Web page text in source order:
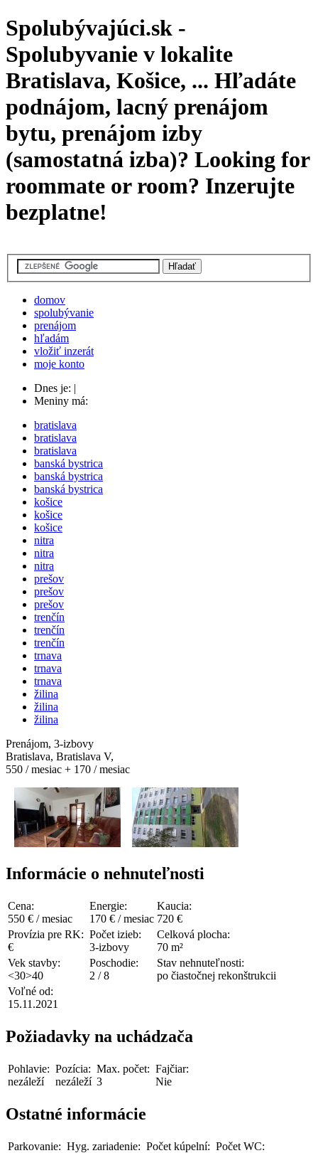
Spolubývajúci.sk -
Spolubyvanie v lokalite
Bratislava, Košice, ... Hľadáte
podnájom, lacný prenájom
bytu, prenájom izby
(samostatná izba)? Looking for
roommate or room? Inzerujte
bezplatne!
domov
spolubývanie
prenájom
hľadám
vložiť inzerát
moje konto
Dnes je:
Meniny má:
bratislava
bratislava
bratislava
banská bystrica
banská bystrica
banská bystrica
košice
košice
košice
nitra
nitra
nitra
prešov
prešov
prešov
trenčín
trenčín
trenčín
trnava
trnava
trnava
žilina
žilina
žilina
Prenájom, 3-izbovy
Bratislava, Bratislava V,
550 / mesiac + 170 / mesiac
Informácie o nehnuteľnosti
Cena:
550 € / mesiac
Energie:
170 € / mesiac
Kaucia:
720 €
Provízia pre RK:
€
Počet izieb:
3-izbovy
Celková plocha:
70 m²
Vek stavby:
<30>40
Poschodie:
2 / 8
Stav nehnuteľnosti:
po čiastočnej rekonštrukcii
Voľné od:
15.11.2021
Požiadavky na uchádzača
Pohlavie:
nezáleží
Pozícia:
nezáleží
Max. počet:
3
Fajčiar:
Nie
Ostatné informácie
Parkovanie: Hyg. zariadenie: Počet kúpelní: Počet WC: